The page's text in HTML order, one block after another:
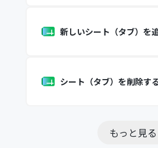
新しいシート（タブ）を
シート（タブ）を削除す
もっと見る